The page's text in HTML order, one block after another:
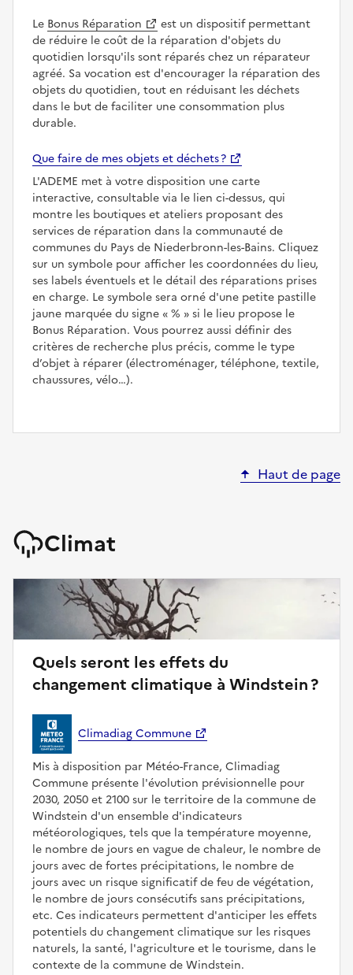
Le Bonus Réparation
est un dispositif permettant
de réduire le coût de la réparation d'objets du
quotidien lorsqu'ils sont réparés chez un réparateur
agréé. Sa vocation est d'encourager la réparation des
objets du quotidien, tout en réduisant les déchets
dans le but de faciliter une consommation plus
durable.
Que faire de mes objets et déchets ?
L'ADEME met à votre disposition une carte
interactive, consultable via le lien ci-dessus, qui
montre les boutiques et ateliers proposant des
services de réparation dans la communauté de
communes du Pays de Niederbronn-les-Bains. Cliquez
sur un symbole pour afficher les coordonnées du lieu,
ses labels éventuels et le détail des réparations prises
en charge. Le symbole sera orné d'une petite pastille
jaune marquée du signe
%
si le lieu propose le
Bonus Réparation. Vous pourrez aussi définir des
critères de recherche plus précis, comme le type
d’objet à réparer (électroménager, téléphone, textile,
chaussures, vélo…).
Haut de page
Climat
Quels seront les effets du
changement climatique à Windstein ?
Climadiag Commune
Mis à disposition par Météo-France, Climadiag
Commune présente l'évolution prévisionnelle pour
2030, 2050 et 2100 sur le territoire de la commune de
Windstein d'un ensemble d'indicateurs
météorologiques, tels que la température moyenne,
le nombre de jours en vague de chaleur, le nombre de
jours avec de fortes précipitations, le nombre de
jours avec un risque significatif de feu de végétation,
le nombre de jours consécutifs sans précipitations,
etc. Ces indicateurs permettent d'anticiper les effets
potentiels du changement climatique sur les risques
naturels, la santé, l'agriculture et le tourisme, dans le
contexte de la commune de Windstein.